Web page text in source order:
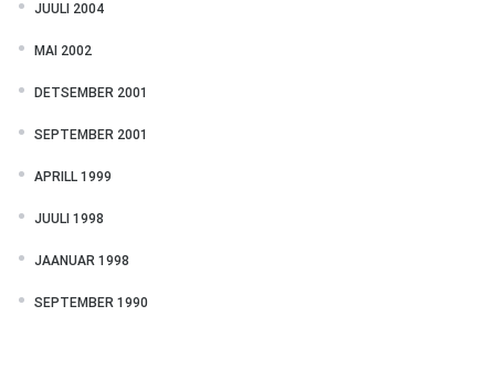
JUULI 2004
MAI 2002
DETSEMBER 2001
SEPTEMBER 2001
APRILL 1999
JUULI 1998
JAANUAR 1998
SEPTEMBER 1990